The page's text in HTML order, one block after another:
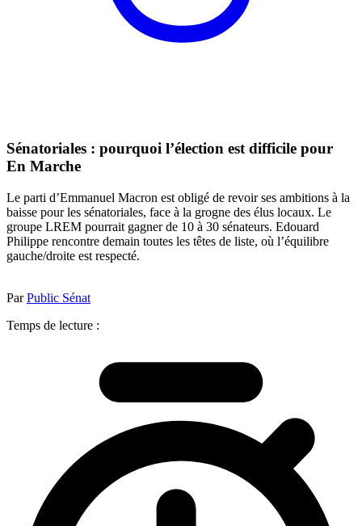
Sénatoriales : pourquoi l’élection est difficile pour
En Marche
Le parti d’Emmanuel Macron est obligé de revoir ses ambitions à la
baisse pour les sénatoriales, face à la grogne des élus locaux. Le
groupe LREM pourrait gagner de 10 à 30 sénateurs. Edouard
Philippe rencontre demain toutes les têtes de liste, où l’équilibre
gauche/droite est respecté.
ParPublic Sénat
Temps de lecture :